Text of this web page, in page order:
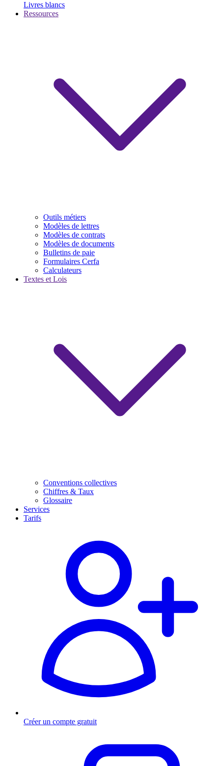
Livres blancs
Ressources
Outils métiers
Modèles de lettres
Modèles de contrats
Modèles de documents
Bulletins de paie
Formulaires Cerfa
Calculateurs
Textes et Lois
Conventions collectives
Chiffres & Taux
Glossaire
Services
Tarifs
Créer un compte gratuit